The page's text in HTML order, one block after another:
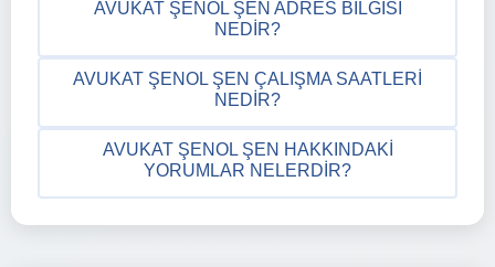
AVUKAT ŞENOL ŞEN ADRES BILGISI
NEDIR?
AVUKAT ŞENOL ŞEN ÇALIŞMA SAATLERI
NEDIR?
AVUKAT ŞENOL ŞEN HAKKINDAKI
YORUMLAR NELERDIR?